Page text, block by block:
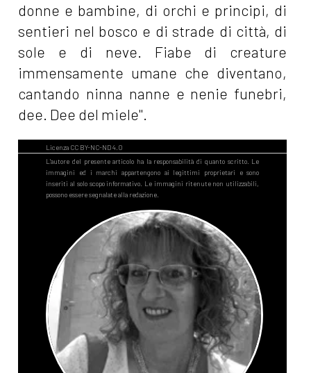
donne e bambine, di orchi e principi, di
sentieri nel bosco e di strade di città, di
sole e di neve. Fiabe di creature
immensamente umane che diventano,
cantando ninna nanne e nenie funebri,
dee. Dee del miele".